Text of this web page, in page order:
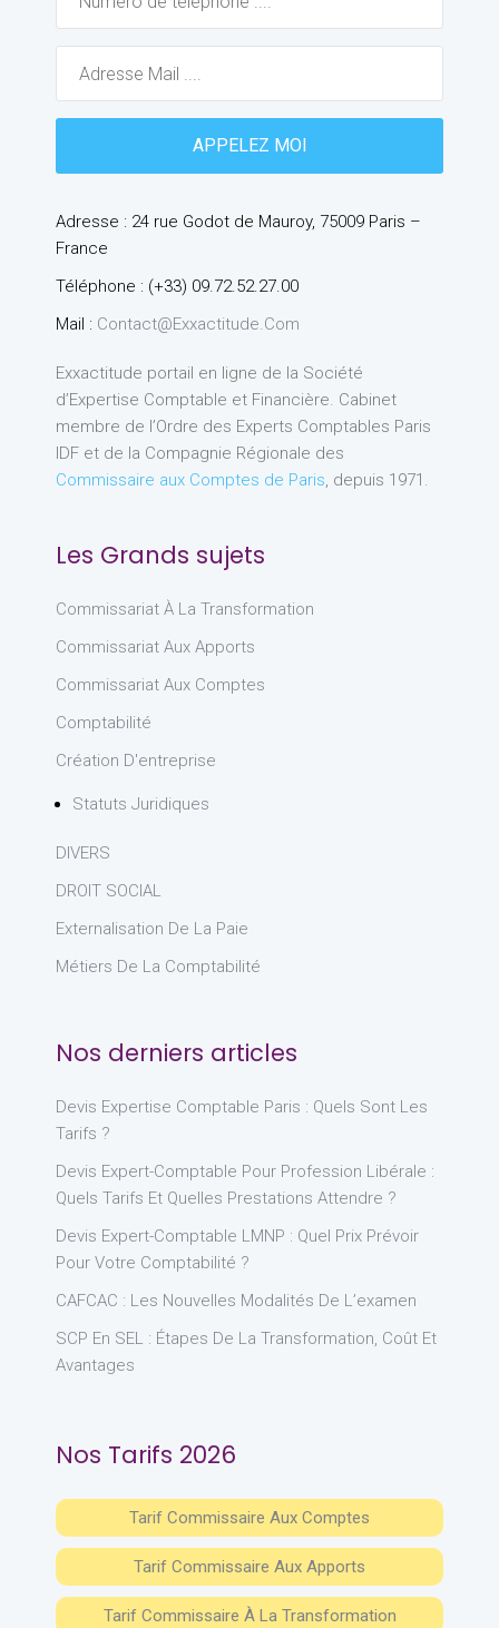
Adresse : 24 rue Godot de Mauroy, 75009 Paris –
France
Téléphone : (+33) 09.72.52.27.00
Mail : Contact@exxactitude.com
Exxactitude portail en ligne de la Société
d’Expertise Comptable et Financière. Cabinet
membre de l’Ordre des Experts Comptables Paris
IDF et de la Compagnie Régionale des
Commissaire aux Comptes de Paris, depuis 1971.
Les Grands sujets
Commissariat À La Transformation
Commissariat Aux Apports
Commissariat Aux Comptes
Comptabilité
Création D'entreprise
Statuts Juridiques
DIVERS
DROIT SOCIAL
Externalisation De La Paie
Métiers De La Comptabilité
Nos derniers articles
Devis Expertise Comptable Paris : Quels Sont Les
Tarifs ?
Devis Expert-Comptable Pour Profession Libérale :
Quels Tarifs Et Quelles Prestations Attendre ?
Devis Expert-Comptable LMNP : Quel Prix Prévoir
Pour Votre Comptabilité ?
CAFCAC : Les Nouvelles Modalités De L’examen
SCP En SEL : Étapes De La Transformation, Coût Et
Avantages
Nos Tarifs 2026
Tarif Commissaire Aux Comptes
Tarif Commissaire Aux Apports
Tarif Commissaire À La Transformation